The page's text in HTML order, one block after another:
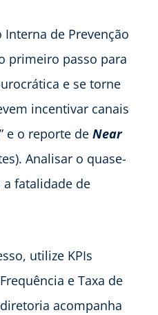
Interna de Prevenção
primeiro passo para
e se torne
incentivar canais
e o reporte de Near
Analisar o quase-
fatalidade de
utilize KPIs
e Taxa de
acompanha